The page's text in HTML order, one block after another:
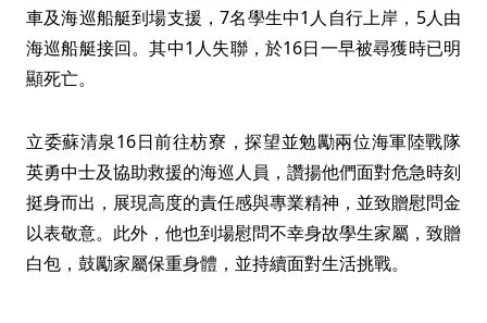
車及海巡船艇到場支援，7名學生中1人自行上岸，5人由
海巡船艇接回。其中1人失聯，於16日一早被尋獲時已明
顯死亡。
立委蘇清泉16日前往枋寮，探望並勉勵兩位海軍陸戰隊
英勇中士及協助救援的海巡人員，讚揚他們面對危急時刻
挺身而出，展現高度的責任感與專業精神，並致贈慰問金
以表敬意。此外，他也到場慰問不幸身故學生家屬，致贈
白包，鼓勵家屬保重身體，並持續面對生活挑戰。